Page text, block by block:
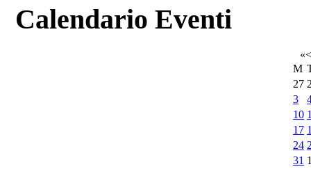
Calendario Eventi
«<
M
27
3
10
17
24
31